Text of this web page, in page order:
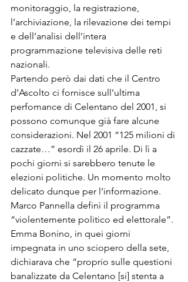
monitoraggio, la registrazione,
l’archiviazione, la rilevazione dei tempi
e dell’analisi dell’intera
programmazione televisiva delle reti
nazionali.
Partendo però dai dati che il Centro
d’Ascolto ci fornisce sull’ultima
perfomance di Celentano del 2001, si
possono comunque già fare alcune
considerazioni. Nel 2001 “125 milioni di
cazzate…” esordì il 26 aprile. Di lì a
pochi giorni si sarebbero tenute le
elezioni politiche. Un momento molto
delicato dunque per l’informazione.
Marco Pannella definì il programma
“violentemente politico ed elettorale”.
Emma Bonino, in quei giorni
impegnata in uno sciopero della sete,
dichiarava che “proprio sulle questioni
banalizzate da Celentano [si] stenta a